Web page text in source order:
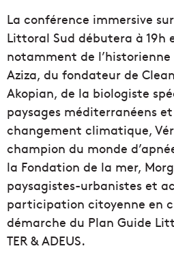
La conférence immersive
Littoral Sud débutera à 19h
notamment de
Aziza, du fondateur de
Akopian, de la biologiste
paysages méditerranéens
changement climatique,
champion du monde
la Fondation de la mer,
paysagistes-urbanistes et
participation citoyenne en
démarche du Plan Guide
TER & ADEUS.